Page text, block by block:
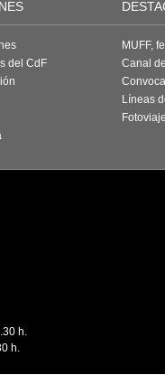
del CdF
MUFF,
Canal
Líneas
h.
h.